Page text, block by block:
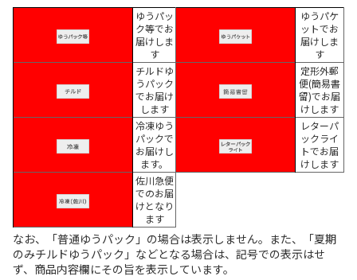
ゆうパッ
ク等でお
届けしま
す
ゆうパケ
ットでお
届けしま
す
チルドゆ
うパック
でお届け
します
定形外郵
便(簡易書
留)でお届
けします
冷凍ゆう
パックで
お届けし
ます。
レターパ
ックライ
トでお届
けします
佐川急便
でのお届
けとなり
ます
なお、「普通ゆうパック」の場合は表示しません。また、「夏期
のみチルドゆうパック」などとなる場合は、記号での表示はせ
ず、商品内容欄にその旨を表示しています。